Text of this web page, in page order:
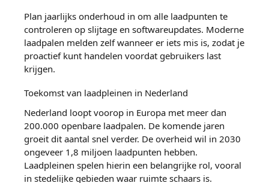
Plan jaarlijks onderhoud in om alle laadpunten te
controleren op slijtage en softwareupdates. Moderne
laadpalen melden zelf wanneer er iets mis is, zodat je
proactief kunt handelen voordat gebruikers last
krijgen.
Toekomst van laadpleinen in Nederland
Nederland loopt voorop in Europa met meer dan
200.000 openbare laadpalen. De komende jaren
groeit dit aantal snel verder. De overheid wil in 2030
ongeveer 1,8 miljoen laadpunten hebben.
Laadpleinen spelen hierin een belangrijke rol, vooral
in stedelijke gebieden waar ruimte schaars is.